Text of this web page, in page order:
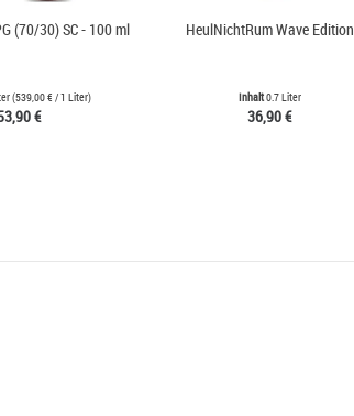
(70/30) SC - 100 ml
(539,00 € / 1 Liter)
€
HeulNichtRum Wave Edition
Inhalt0.7 Liter
36,90 €